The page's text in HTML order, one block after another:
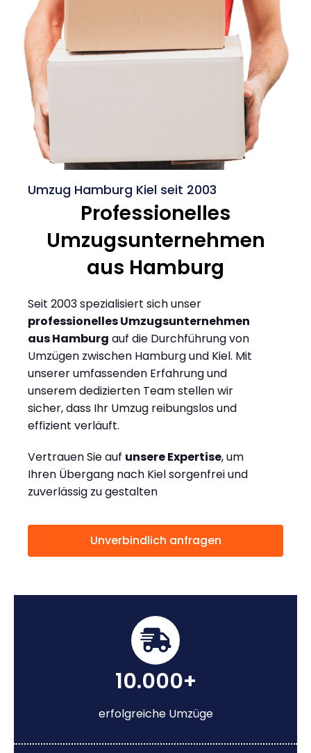
Umzug Hamburg Kiel seit 2003
Professionelles
Umzugsunternehmen
aus Hamburg
Seit 2003 spezialisiert sich unser
professionelles Umzugsunternehmen
aus Hamburg auf die Durchführung von
Umzügen zwischen Hamburg und Kiel. Mit
unserer umfassenden Erfahrung und
unserem dedizierten Team stellen wir
sicher, dass Ihr Umzug reibungslos und
effizient verläuft.
Vertrauen Sie auf unsere Expertise, um
Ihren Übergang nach Kiel sorgenfrei und
zuverlässig zu gestalten
Unverbindlich anfragen
10.000+
erfolgreiche Umzüge